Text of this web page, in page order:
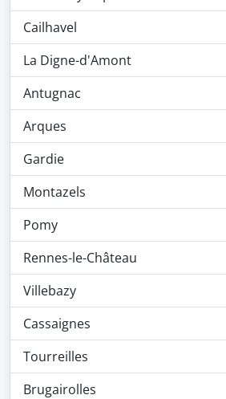
Cailhavel
La Digne-d'Amont
Antugnac
Arques
Gardie
Montazels
Pomy
Rennes-le-Château
Villebazy
Cassaignes
Tourreilles
Brugairolles